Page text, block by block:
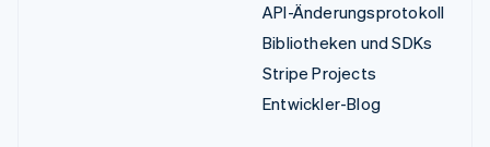
API-Änderungsprotokoll
Bibliotheken und SDKs
Stripe Projects
Entwickler-Blog